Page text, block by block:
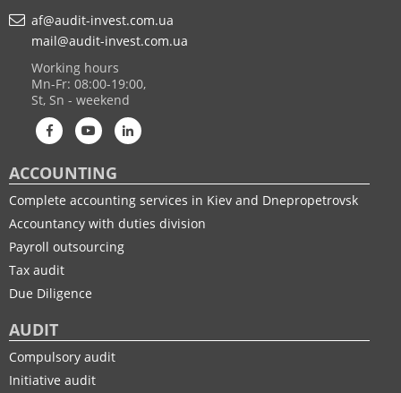
af@audit-invest.com.ua
mail@audit-invest.com.ua
Working hours
Mn-Fr: 08:00-19:00,
St, Sn - weekend
ACCOUNTING
Complete accounting services in Kiev and Dnepropetrovsk
Accountancy with duties division
Payroll outsourcing
Tax audit
Due Diligence
AUDIT
Compulsory audit
Initiative audit